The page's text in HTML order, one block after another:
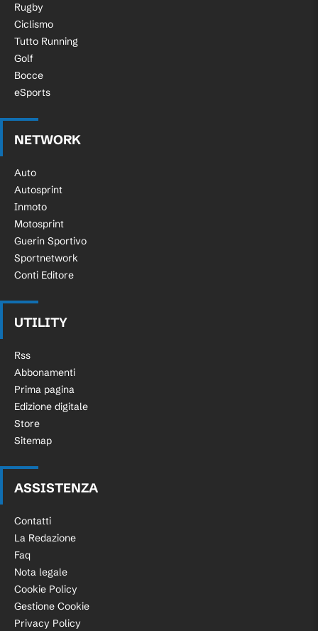
Rugby
Ciclismo
Tutto Running
Golf
Bocce
eSports
NETWORK
Auto
Autosprint
Inmoto
Motosprint
Guerin Sportivo
Sportnetwork
Conti Editore
UTILITY
Rss
Abbonamenti
Prima pagina
Edizione digitale
Store
Sitemap
ASSISTENZA
Contatti
La Redazione
Faq
Nota legale
Cookie Policy
Gestione Cookie
Privacy Policy